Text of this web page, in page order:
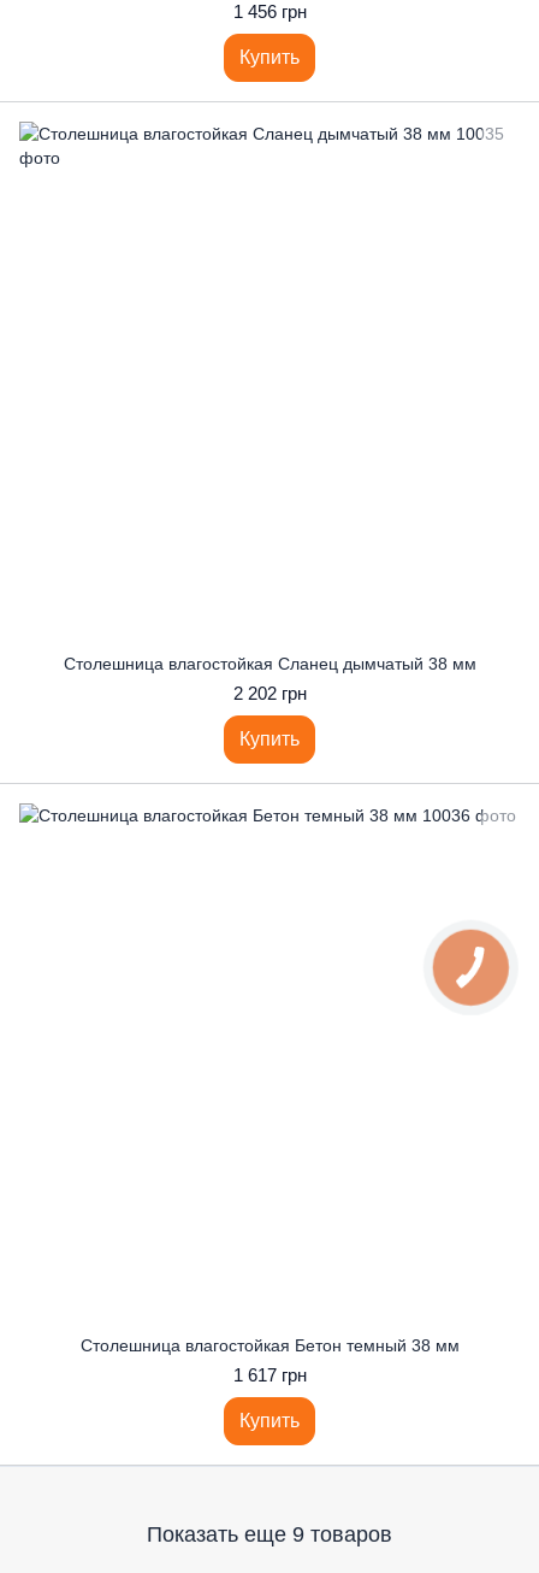
1 456 грн
Купить
Столешница влагостойкая Сланец дымчатый 38 мм
2 202 грн
Купить
Столешница влагостойкая Бетон темный 38 мм
1 617 грн
Купить
Показать еще 9 товаров